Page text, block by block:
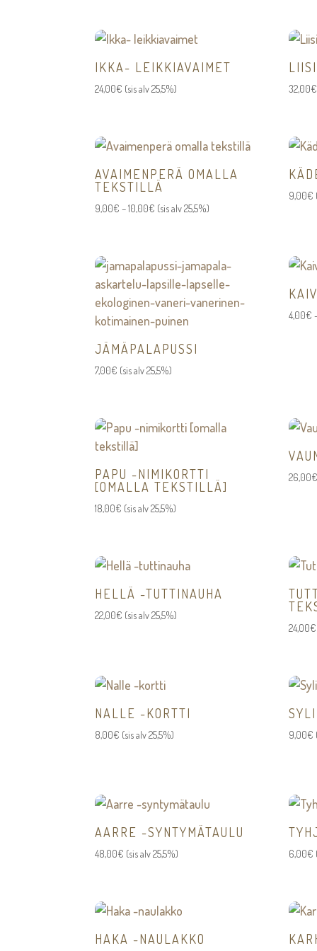
IKKA- LEIKKIAVAIMET
24,00€ (sis alv 25,5%) 32,00€
AVAIMENPERÄ OMALLA
TEKSTILLÄ
9,00€ – 10,00€ Hintaluokka:
10,00€
(sis alv 25,5%)
9,00€
JÄMÄPALAPUSSI
7,00€ (sis alv 25,5%)
4,00€
PAPU -NIMIKORTTI
[OMALLA TEKSTILLÄ]
18,00€ (sis alv 25,5%)
26,00€
HELLÄ -TUTTINAUHA
22,00€ (sis alv 25,5%)
24,00€
NALLE -KORTTI
8,00€ (sis alv 25,5%) 9,00€
AARRE -SYNTYMÄTAULU
48,00€ (sis alv 25,5%) 6,00€
HAKA -NAULAKKO